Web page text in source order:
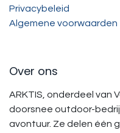
Privacybeleid
Algemene voorwaarden
Over ons
ARKTIS, onderdeel van
doorsnee outdoor-
avontuur. Ze delen één